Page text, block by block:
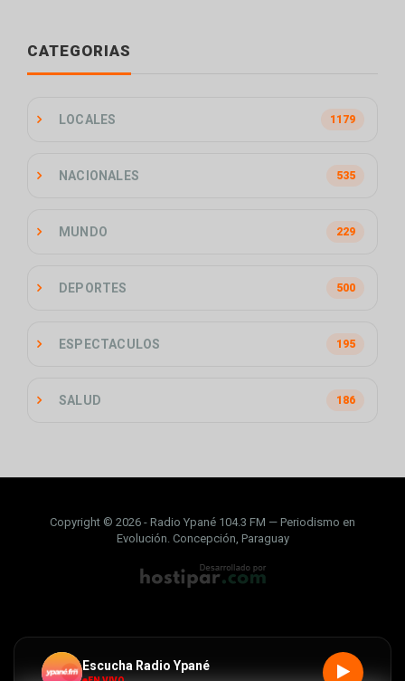
CATEGORIAS
LOCALES 1179
NACIONALES 535
MUNDO 229
DEPORTES 500
ESPECTACULOS 195
SALUD 186
Copyright © 2026 - Radio Ypané 104.3 FM — Periodismo en
Evolución. Concepción, Paraguay
Escucha Radio Ypané